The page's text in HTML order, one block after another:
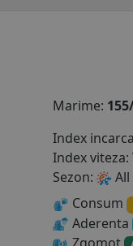
Marime:
Index
Index viteza:
Sezon:
All
Consum
Aderenta